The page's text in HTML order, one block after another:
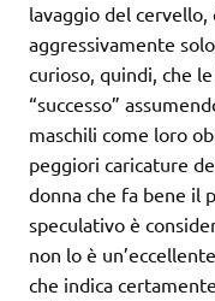
lavaggio del cervello,
aggressivamente
curioso, quindi, che
“successo”
maschili come loro
peggiori caricature
donna che fa bene il
speculativo è
non lo è
che indica